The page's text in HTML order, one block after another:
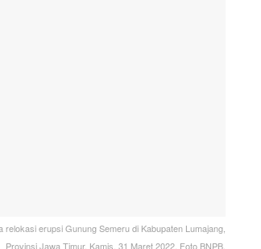
erupsi Gunung Semeru di Kabupaten Lumajang,
Provinsi Jawa Timur, Kamis, 31 Maret 2022. Foto BNPB.